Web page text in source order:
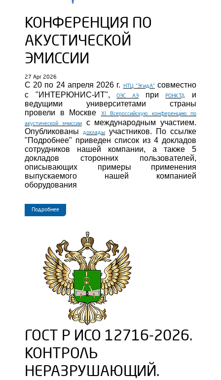
КОНФЕРЕНЦИЯ ПО
АКУСТИЧЕСКОЙ
ЭМИССИИ
27 Apr 2026
С 20 по 24 апреля 2026 г. НТЦ "ЭгидА"совместно
с "ИНТЕРЮНИС-ИТ",ОЭС АЭ приРОНКТД
и
ведущими университетами страны
провели в Москве
XI Всероссийскую конференцию по
акустической эмиссиис международным участием.
Опубликованы
доклады
участников. По ссылке
"Подробнее" приведен список из 4 докладов
сотрудников нашей компании, а также 5
докладов сторонних пользователей,
описывающих примеры применения
выпускаемого нашей компанией
оборудования
Подробнее
ГОСТ Р ИСО 12716-2026.
КОНТРОЛЬ
НЕРАЗРУШАЮЩИЙ.